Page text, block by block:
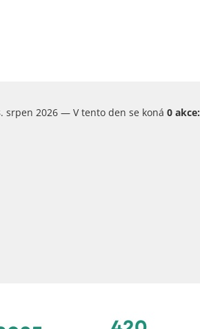
srpen 2026 — V tento den se koná 0 akce: